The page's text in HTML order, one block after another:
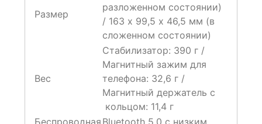
Размер
разложенном состоянии)
/ 163 х 99,5 х 46,5 мм (в
сложенном состоянии)
Вес
Стабилизатор: 390 г /
Магнитный зажим для
телефона: 32,6 г /
Магнитный держатель с
кольцом: 11,4 г
Беспроводная Bluetooth 5.0 с низким